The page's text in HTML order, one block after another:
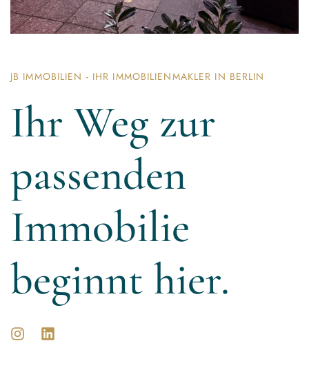
JB IMMOBILIEN - IHR IMMOBILIENMAKLER IN BERLIN
Ihr Weg zur
passenden
Immobilie
beginnt hier.